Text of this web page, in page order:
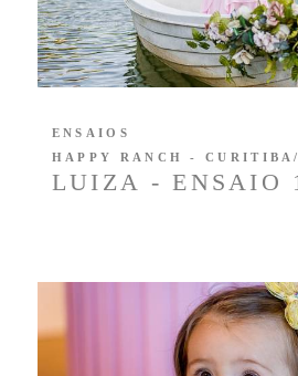
LUIZA - ENSAIO
ENSAIOS
HAPPY RANCH - CURITIBA/